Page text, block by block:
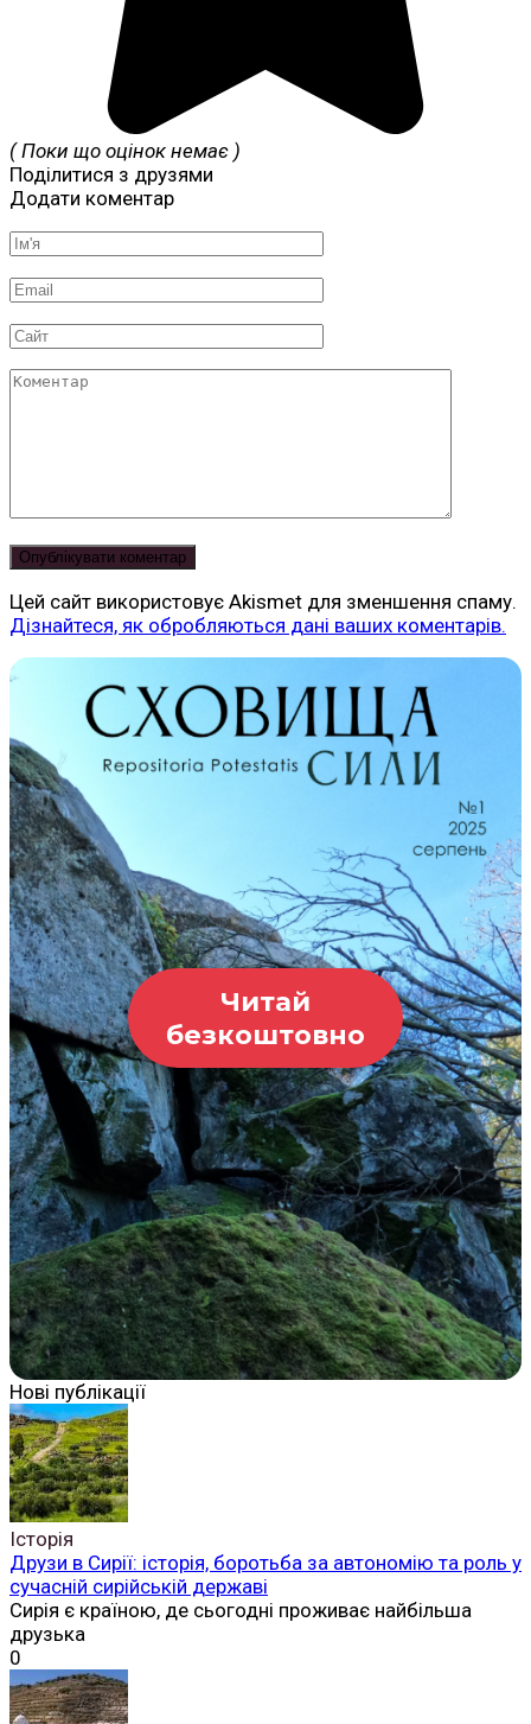
( Поки що оцінок немає )
Поділитися з друзями
Додати коментар
Ім'я
*
Email
*
Сайт
Коментар
Цей сайт використовує Akismet для зменшення спаму.
Дізнайтеся, як обробляються дані ваших коментарів.
Читай
безкоштовно
Нові публікації
Історія
Друзи в Сирії: історія, боротьба за автономію та роль у
сучасній сирійській державі
Сирія є країною, де сьогодні проживає найбільша
друзька
0